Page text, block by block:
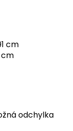
cm
cm
odchylka